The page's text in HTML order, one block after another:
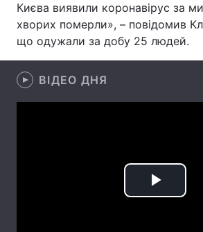
Туризм
Цікавинки Погода
Екологія
Києва виявили коронавірус за
хворих померли», – повідомив
що одужали за добу 25 людей.
ВІДЕО ДНЯ
Play